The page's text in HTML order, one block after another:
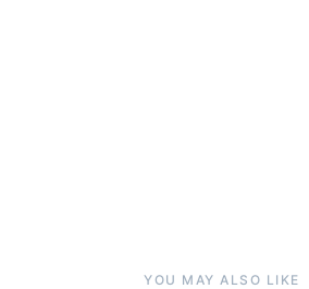
YOU MAY ALSO LIKE